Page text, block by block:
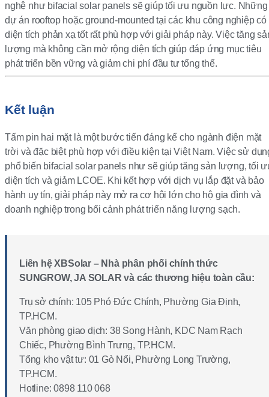
nghệ như bifacial solar panels sẽ giúp tối ưu nguồn lực. Những
dự án rooftop hoặc ground-mounted tại các khu công nghiệp có
diện tích phản xạ tốt rất phù hợp với giải pháp này. Việc tăng
lượng mà không cần mở rộng diện tích giúp đáp ứng mục tiêu
phát triển bền vững và giảm chi phí đầu tư tổng thể.
Kết luận
Tấm pin hai mặt là một bước tiến đáng kể cho ngành điện mặt
trời và đặc biệt phù hợp với điều kiện tại Việt Nam. Việc sử
phổ biến bifacial solar panels như sẽ giúp tăng sản lượng, tối
diện tích và giảm LCOE. Khi kết hợp với dịch vụ lắp đặt và bảo
hành uy tín, giải pháp này mở ra cơ hội lớn cho hộ gia đình và
doanh nghiệp trong bối cảnh phát triển năng lượng sạch.
Liên hệ XBSolar – Nhà phân phối chính thức
SUNGROW, JA SOLAR và các thương hiệu toàn cầu:
Trụ sở chính: 105 Phó Đức Chính, Phường Gia Định,
TP.HCM.
Văn phòng giao dịch: 38 Song Hành, KDC Nam Rạch
Chiếc, Phường Bình Trưng, TP.HCM.
Tổng kho vật tư: 01 Gò Nổi, Phường Long Trường,
TP.HCM.
Hotline: 0898 110 068